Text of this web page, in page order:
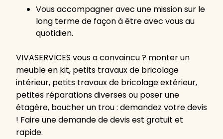
Vous accompagner avec une mission sur le
long terme de façon à être avec vous au
quotidien.
VIVASERVICES vous a convaincu ? monter un
meuble en kit, petits travaux de bricolage
intérieur, petits travaux de bricolage extérieur,
petites réparations diverses ou poser une
étagère, boucher un trou : demandez votre devis
! Faire une demande de devis est gratuit et
rapide.